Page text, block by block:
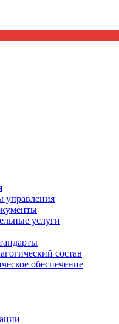
управления
услуги
состав
обеспечение